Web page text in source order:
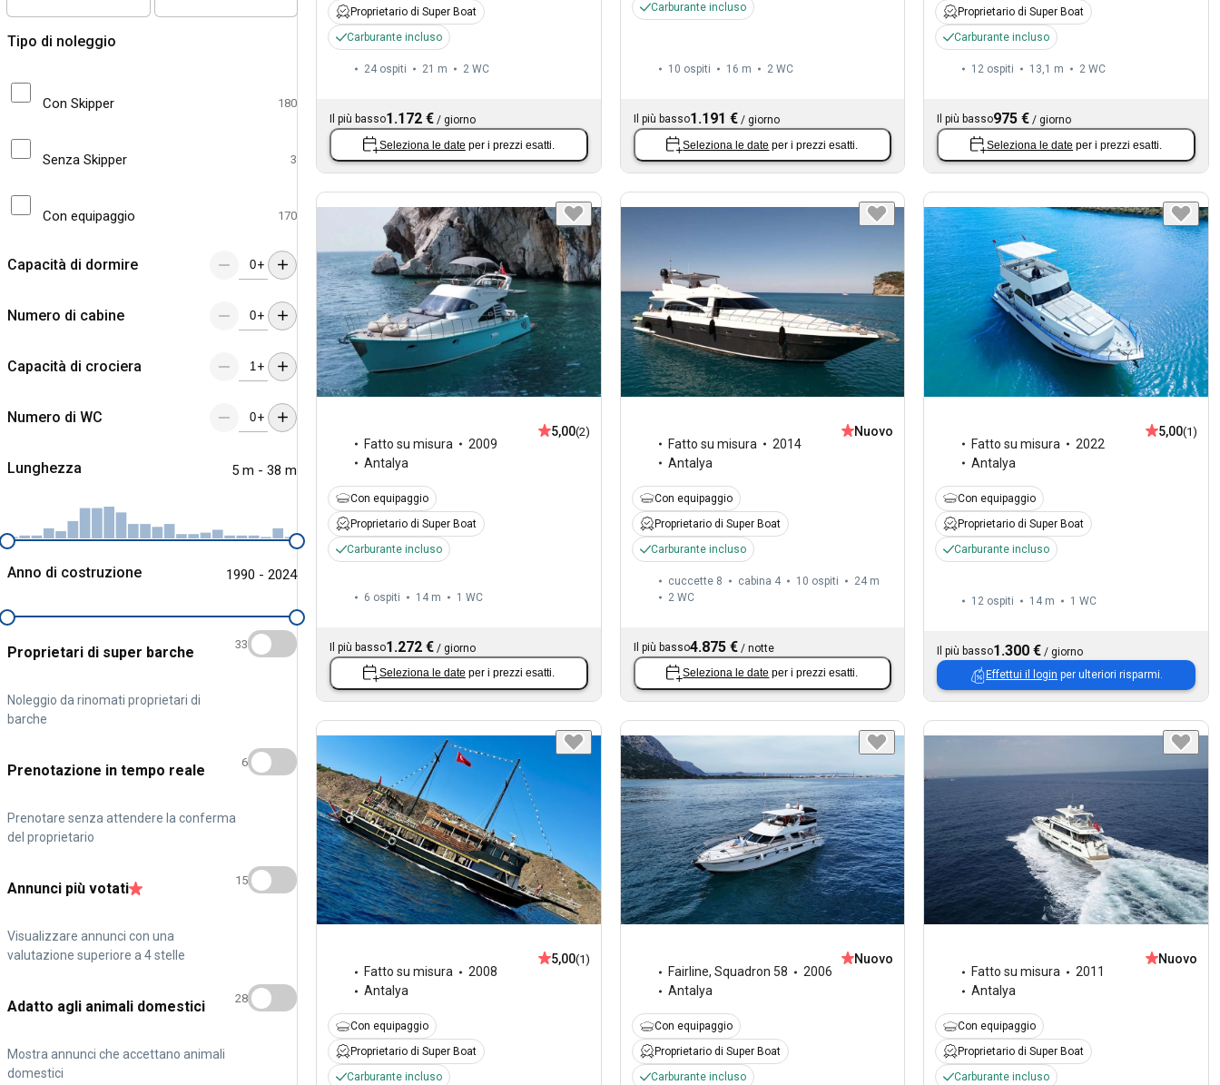
Tipo di noleggio
Con Skipper 180
Senza Skipper 3
Con equipaggio 170
Capacità di dormire +
Numero di cabine +
Capacità di crociera +
Numero di WC +
Lunghezza 5 m - 38 m
Anno di costruzione 1990 - 2024
Proprietari di super barche
Noleggio da rinomati proprietari di
barche
33
Prenotazione in tempo reale
Prenotare senza attendere la conferma
del proprietario
6
Annunci più votati
Visualizzare annunci con una
valutazione superiore a 4 stelle
15
Adatto agli animali domestici
Mostra annunci che accettano animali
domestici
28
Proprietario di Super Boat
Carburante incluso
24 ospiti 21 m 2 WC
Il più basso1.172 € / giorno
Seleziona le date per i prezzi esatti.
Carburante incluso
10 ospiti 16 m 2 WC
Il più basso1.191 €/ giorno
Seleziona le date per i prezzi esatti.
Proprietario di Super Boat
Carburante incluso
12 ospiti 13,1 m 2 WC
Il più basso975 € /giorno
Seleziona le date per i prezzi esatti.
Fatto su misura
2009
Antalya
5,00(2)
Con equipaggio
Proprietario di Super Boat
Carburante incluso
6 ospiti 14 m 1 WC
Il più basso1.272 € / giorno
Seleziona le date per i prezzi esatti.
Fatto su misura
2014
Antalya
Nuovo
Con equipaggio
Proprietario di Super Boat
Carburante incluso
cuccette 8 cabina 4 10 ospiti
24 m
2 WC
Il più basso4.875 €/ notte
Seleziona le date per i prezzi esatti.
Fatto su misura
2022
Antalya
5,00(1)
Con equipaggio
Proprietario di Super Boat
Carburante incluso
12 ospiti 14 m 1 WC
Il più basso1.300 € /giorno
Effettui il login per ulteriori risparmi.
Fatto su misura
2008
Antalya
5,00(1)
Con equipaggio
Proprietario di Super Boat
Carburante incluso
Fairline, Squadron 58
2006
Antalya
Nuovo
Con equipaggio
Proprietario di Super Boat
Carburante incluso
Fatto su misura
2011
Antalya
Nuovo
Con equipaggio
Proprietario di Super Boat
Carburante incluso